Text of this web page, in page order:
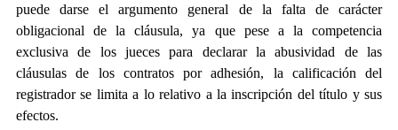
puede darse el argumento general de la falta de carácter
obligacional de la cláusula, ya que pese a la competencia
exclusiva de los jueces para declarar la abusividad de las
cláusulas de los contratos por adhesión, la calificación del
registrador se limita a lo relativo a la inscripción del título y sus
efectos.